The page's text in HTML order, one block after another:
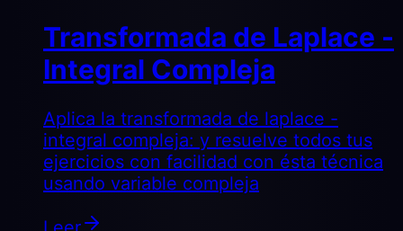
Transformada de Laplace -
Integral Compleja
Aplica la transformada de laplace -
integral compleja: y resuelve todos tus
ejercicios con facilidad con ésta técnica
usando variable compleja